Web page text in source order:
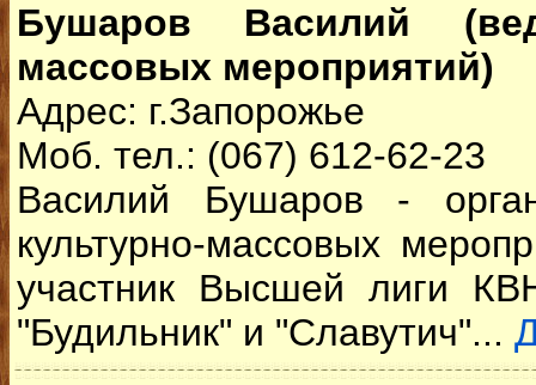
Бушаров Василий
массовых мероприятий)
Адрес: г.Запорожье
Моб. тел.: (067) 612-62-23
Василий Бушаров -
культурно-массовых
участник Высшей лиги
"Будильник" и "Славутич"...